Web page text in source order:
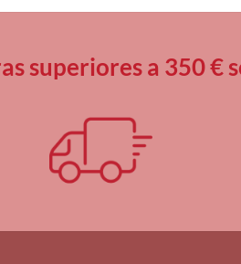
superiores a 350 €